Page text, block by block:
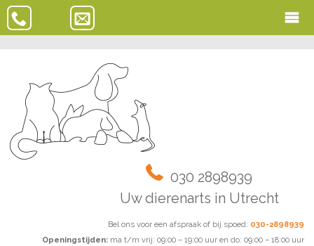
030 2898939
Uw dierenarts in Utrecht
Bel ons voor een afspraak of bij spoed: 030-2898939
Openingstijden: ma t/m vrij: 09:00 – 19:00 uur en do: 09:00 – 18:00 uur